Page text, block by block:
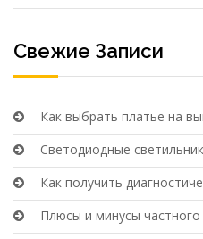
Свежие Записи
Как выбрать платье на
Светодиодные
Как получить
Плюсы и минусы частного